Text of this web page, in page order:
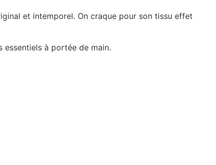
et intemporel. On craque pour son tissu effet
à portée de main.